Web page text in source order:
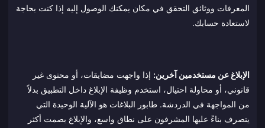
المعرفات ووثائق التحقق في مكان يمكنك الوصول إليه إذا كنت بحاجة
لاستعادة حسابك.
الإبلاغ عن مستخدمين آخرين: إذا واجهت مضايقات، أو محتوى غير
قانوني، أو محاولة احتيال، استخدم وظيفة الإبلاغ داخل التطبيق بدلاً
من المواجهة في الدردشة. طابور البلاغات هو الآلية الوحيدة التي
يتصرف بناءً عليها المشرفون على نطاق واسع، والإبلاغ بصمت أكثر